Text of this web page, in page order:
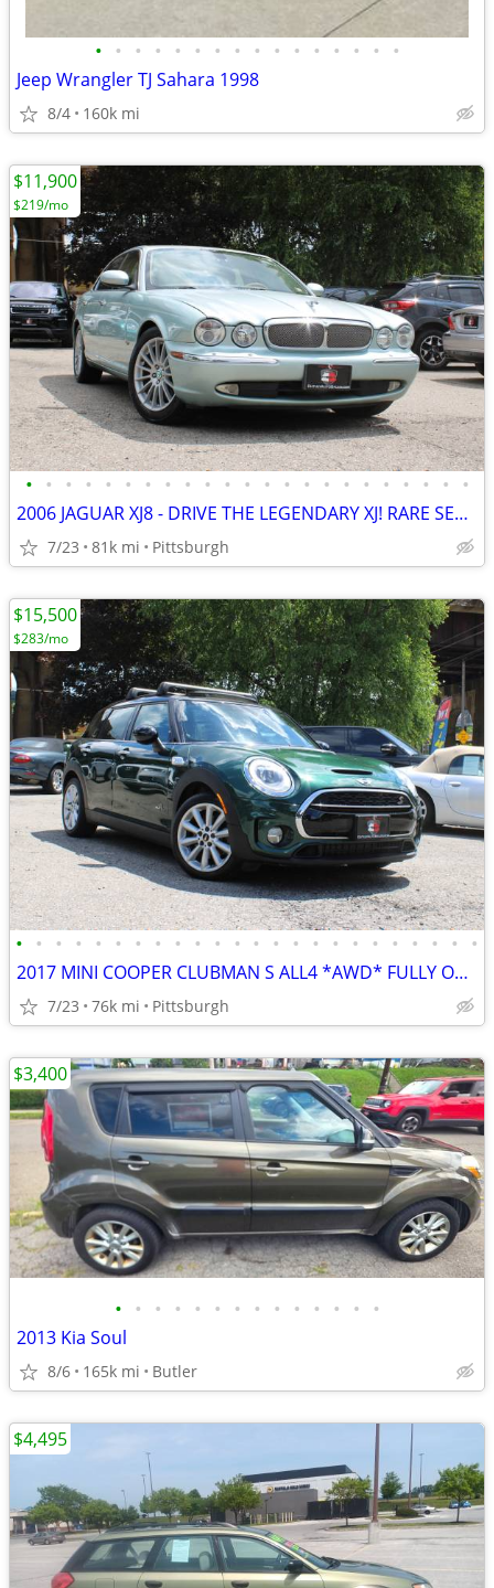
• • • • • • • • • • • • • • • •
Jeep Wrangler TJ Sahara 1998
8/4 160k mi
• • • • • • • • • • • • • • • • • • • • • • •
2006 JAGUAR XJ8 - DRIVE THE LEGENDARY XJ! RARE SEAFROST PAINT-MUST SEE
7/23 81k mi Pittsburgh
$11,900
$219/mo
• • • • • • • • • • • • • • • • • • • • • • • •
2017 MINI COOPER CLUBMAN S ALL4 *AWD* FULLY OPTIONED! IMPRESSIVE
7/23 76k mi Pittsburgh
$15,500
$283/mo
• • • • • • • • • • • • • •
2013 Kia Soul
8/6 165k mi Butler
$3,400
$4,495